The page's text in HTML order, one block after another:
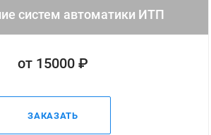
систем автоматики ИТП
от 15000 ₽
ЗАКАЗАТЬ